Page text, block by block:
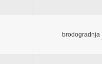
brodogradnja